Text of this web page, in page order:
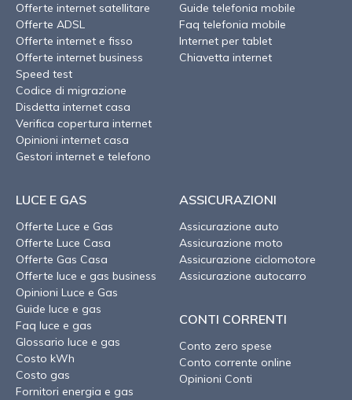
Offerte internet satellitare
Offerte ADSL
Offerte internet e fisso
Offerte internet business
Speed test
Codice di migrazione
Disdetta internet casa
Verifica copertura internet
Opinioni internet casa
Gestori internet e telefono
Guide telefonia mobile
Faq telefonia mobile
Internet per tablet
Chiavetta internet
LUCE E GAS
Offerte Luce e Gas
Offerte Luce Casa
Offerte Gas Casa
Offerte luce e gas business
Opinioni Luce e Gas
Guide luce e gas
Faq luce e gas
Glossario luce e gas
Costo kWh
Costo gas
Fornitori energia e gas
ASSICURAZIONI
Assicurazione auto
Assicurazione moto
Assicurazione ciclomotore
Assicurazione autocarro
CONTI CORRENTI
Conto zero spese
Conto corrente online
Opinioni Conti